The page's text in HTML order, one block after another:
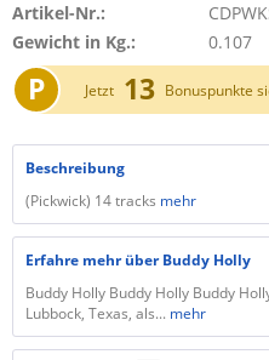
Artikel-Nr.:
Gewicht in Kg.:
0.107
P Jetzt 13 Bonuspunkte
Beschreibung
(Pickwick) 14 tracks mehr
Erfahre mehr über Buddy Holly
Buddy Holly Buddy Holly Buddy
Lubbock, Texas, als... mehr